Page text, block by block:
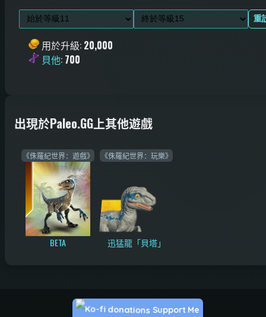
重
用於升級: 20,000
貝他: 700
出現於Paleo.GG上其他遊戲
《侏羅紀世界：遊戲》
BETA
《侏羅紀世界：玩樂》
迅猛龍「貝塔」
Support Me